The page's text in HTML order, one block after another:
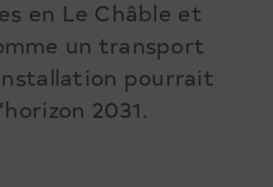
en Le Châble et
un transport
pourrait
2031.